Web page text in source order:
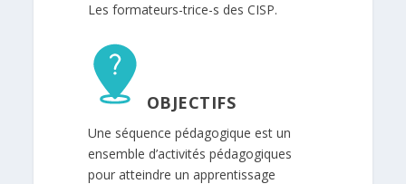
Les formateurs-trice-s des CISP.
OBJECTIFS
Une séquence pédagogique est un
ensemble d’activités pédagogiques
pour atteindre un apprentissage